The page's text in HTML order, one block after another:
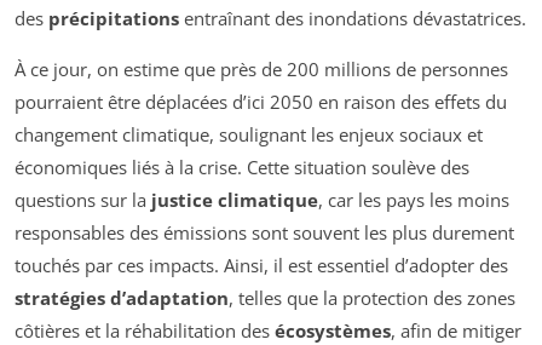
des précipitations entraînant des inondations dévastatrices.
À ce jour, on estime que près de 200 millions de personnes
pourraient être déplacées d’ici 2050 en raison des effets du
changement climatique, soulignant les enjeux sociaux et
économiques liés à la crise. Cette situation soulève des
questions sur la justice climatique, car les pays les moins
responsables des émissions sont souvent les plus durement
touchés par ces impacts. Ainsi, il est essentiel d’adopter des
stratégies d’adaptation, telles que la protection des zones
côtières et la réhabilitation des écosystèmes, afin de mitiger